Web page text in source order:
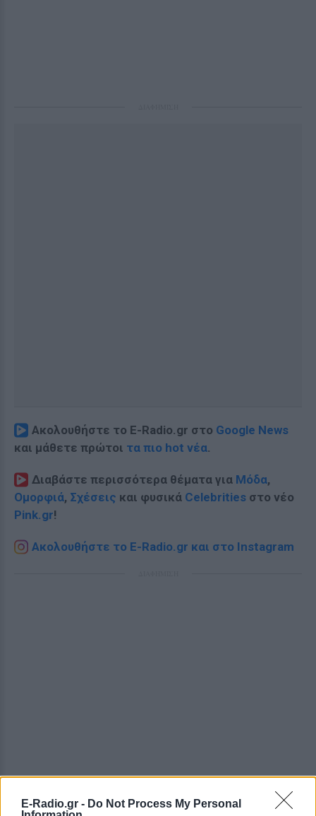
E-Radio.gr - Do Not Process My Personal
Ακολουθήστε το E-Radio.gr στο Google News
και μάθετε πρώτοι τα πιο hot νέα.
Διαβάστε περισσότερα θέματα για Μόδα,
Ομορφιά, Σχέσεις και φυσικά Celebrities στο νέο
Pink.gr!
Ακολουθήστε το E-Radio.gr και στο Instagram